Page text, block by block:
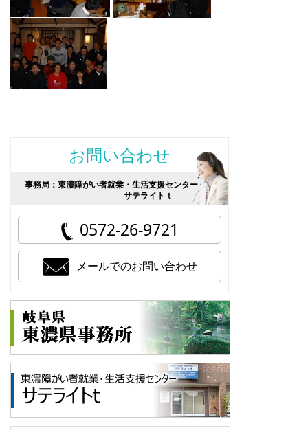
お問い合わせ
事務局：東濃障がい者就業・生活支援センター
サテライトｔ
0572-26-9721
メールでのお問い合わせ